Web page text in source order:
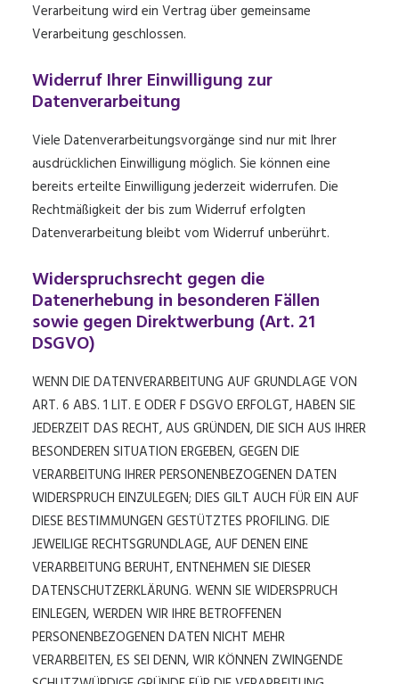
Verarbeitung wird ein Vertrag über gemeinsame
Verarbeitung geschlossen.
Widerruf Ihrer Einwilligung zur
Datenverarbeitung
Viele Datenverarbeitungsvorgänge sind nur mit Ihrer
ausdrücklichen Einwilligung möglich. Sie können eine
bereits erteilte Einwilligung jederzeit widerrufen. Die
Rechtmäßigkeit der bis zum Widerruf erfolgten
Datenverarbeitung bleibt vom Widerruf unberührt.
Widerspruchsrecht gegen die
Datenerhebung in besonderen Fällen
sowie gegen Direktwerbung (Art. 21
DSGVO)
WENN DIE DATENVERARBEITUNG AUF GRUNDLAGE VON
ART. 6 ABS. 1 LIT. E ODER F DSGVO ERFOLGT, HABEN SIE
JEDERZEIT DAS RECHT, AUS GRÜNDEN, DIE SICH AUS IHRER
BESONDEREN SITUATION ERGEBEN, GEGEN DIE
VERARBEITUNG IHRER PERSONENBEZOGENEN DATEN
WIDERSPRUCH EINZULEGEN; DIES GILT AUCH FÜR EIN AUF
DIESE BESTIMMUNGEN GESTÜTZTES PROFILING. DIE
JEWEILIGE RECHTSGRUNDLAGE, AUF DENEN EINE
VERARBEITUNG BERUHT, ENTNEHMEN SIE DIESER
DATENSCHUTZERKLÄRUNG. WENN SIE WIDERSPRUCH
EINLEGEN, WERDEN WIR IHRE BETROFFENEN
PERSONENBEZOGENEN DATEN NICHT MEHR
VERARBEITEN, ES SEI DENN, WIR KÖNNEN ZWINGENDE